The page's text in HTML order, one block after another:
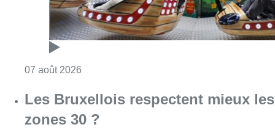
07 août 2026
Les Bruxellois respectent mieux les
zones 30 ?